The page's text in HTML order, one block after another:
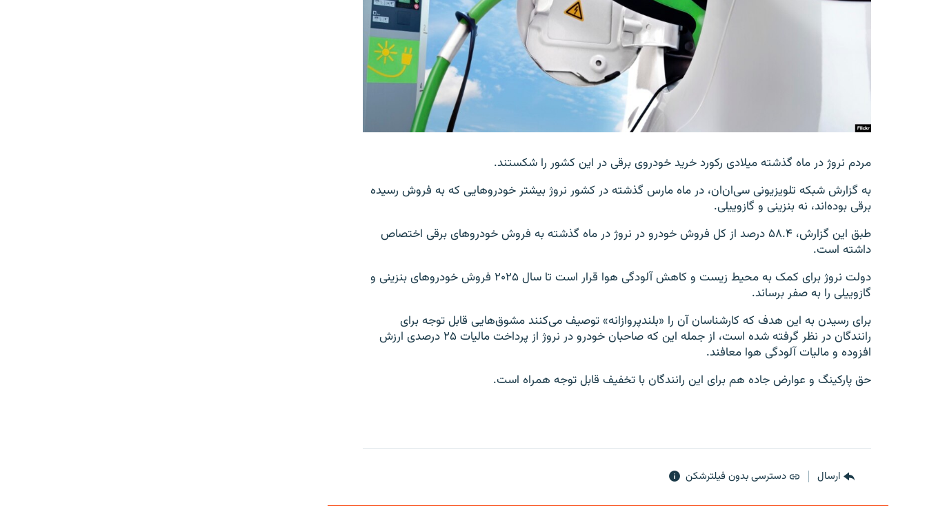
مردم نروژ در ماه گذشته میلادی رکورد خرید خودروی برقی در این کشور را شکستند.
به گزارش شبکه تلویزیونی سی‌ان‌ان، در ماه مارس گذشته در کشور نروژ بیشتر خودروهایی که به فروش رسیده
برقی بوده‌اند، نه بنزینی و گازوییلی.
طبق این گزارش، ۵۸.۴ درصد از کل فروش خودرو در نروژ در ماه گذشته به فروش خودروهای برقی اختصاص
داشته است.
دولت نروژ برای کمک به محیط زیست و کاهش آلودگی هوا قرار است تا سال ۲۰۲۵ فروش خودروهای بنزینی و
گازوییلی را به صفر برساند.
برای رسیدن به این هدف که کارشناسان آن را «بلندپروازانه» توصیف می‌کنند مشوق‌هایی قابل توجه برای
رانندگان در نظر گرفته شده است، از جمله این که صاحبان خودرو در نروژ از پرداخت مالیات ۲۵ درصدی ارزش
افزوده و مالیات آلودگی هوا معافند.
حق پارکینگ و عوارض جاده هم برای این رانندگان با تخفیف قابل توجه همراه است.
ارسال دسترسی بدون فیلترشکن